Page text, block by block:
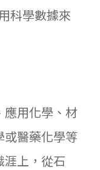
科學數據來
用化學、材
或醫藥化學等
涯上，從石